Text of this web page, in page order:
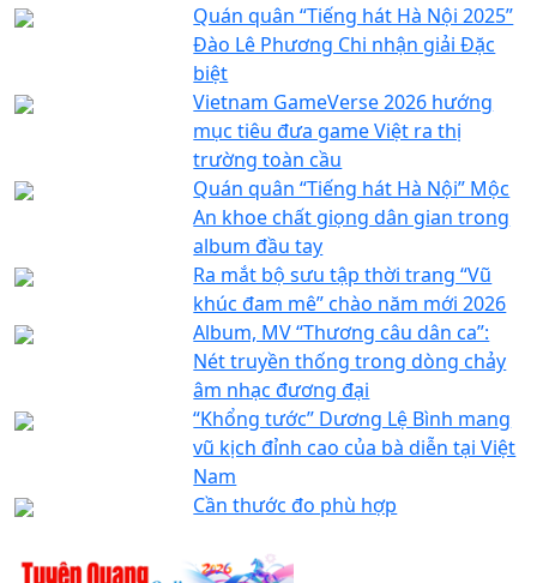
Quán quân “Tiếng hát Hà Nội 2025”
Đào Lê Phương Chi nhận giải Đặc
biệt
Vietnam GameVerse 2026 hướng
mục tiêu đưa game Việt ra thị
trường toàn cầu
Quán quân “Tiếng hát Hà Nội” Mộc
An khoe chất giọng dân gian trong
album đầu tay
Ra mắt bộ sưu tập thời trang “Vũ
khúc đam mê” chào năm mới 2026
Album, MV “Thương câu dân ca”:
Nét truyền thống trong dòng chảy
âm nhạc đương đại
“Khổng tước” Dương Lệ Bình mang
vũ kịch đỉnh cao của bà diễn tại Việt
Nam
Cần thước đo phù hợp